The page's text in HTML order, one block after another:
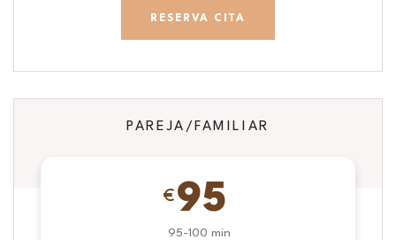
RESERVA CITA
PAREJA/FAMILIAR
€ 95
95-100 min